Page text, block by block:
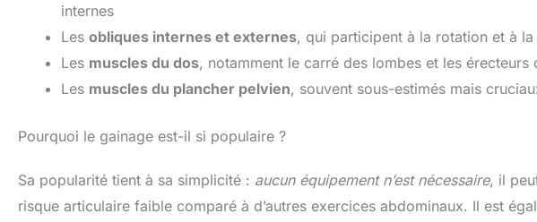
internes
Les obliques internes et externes, qui participent à la rotation et à
Les muscles du dos, notamment le carré des lombes et les érecteurs
Les muscles du plancher pelvien, souvent sous-estimés mais
Pourquoi le gainage est-il si populaire ?
Sa popularité tient à sa simplicité : aucun équipement n’est nécessaire, il
risque articulaire faible comparé à d’autres exercices abdominaux. Il est